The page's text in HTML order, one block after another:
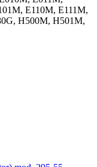
E110M, E111M,
H500M, H501M,